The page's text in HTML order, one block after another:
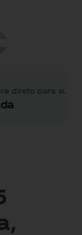
direto para sua